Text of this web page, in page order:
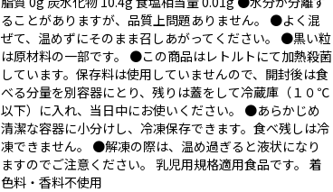
ることがありますが、品質上問題ありません。 ●よく混
ぜて、温めずにそのまま召しあがってください。 ●黒い粒
は原材料の一部です。 ●この商品はレトルトにて加熱殺菌
しています。保存料は使用していませんので、開封後は食
べる分量を別容器にとり、残りは蓋をして冷蔵庫（１０℃
以下）に入れ、当日中にお使いください。 ●あらかじめ
清潔な容器に小分けし、冷凍保存できます。食べ残しは冷
凍できません。 ●解凍の際は、温め過ぎると液状になり
ますのでご注意ください。 乳児用規格適用食品です。 着
色料・香料不使用